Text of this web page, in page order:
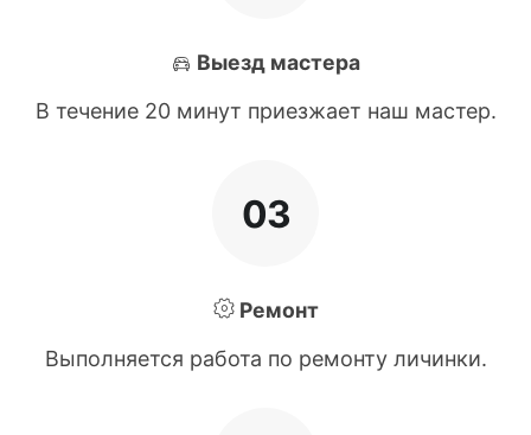
Выезд мастера
В течение 20 минут приезжает наш мастер.
03
Ремонт
Выполняется работа по ремонту личинки.